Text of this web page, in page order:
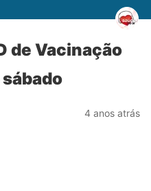
de Vacinação
4 anos atrás